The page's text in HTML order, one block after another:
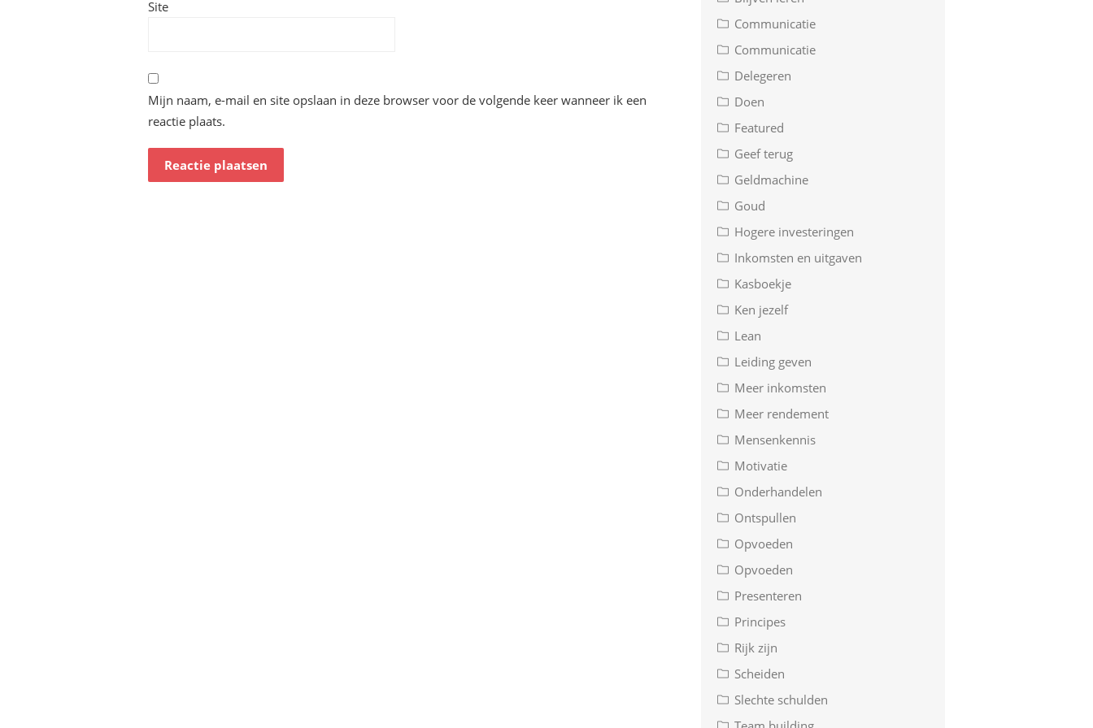
Site
Mijn naam, e-mail en site opslaan in deze browser voor de volgende keer wanneer ik een
reactie plaats.
Communicatie
Communicatie
Delegeren
Doen
Featured
Geef terug
Geldmachine
Goud
Hogere investeringen
Inkomsten en uitgaven
Kasboekje
Ken jezelf
Lean
Leiding geven
Meer inkomsten
Meer rendement
Mensenkennis
Motivatie
Onderhandelen
Ontspullen
Opvoeden
Opvoeden
Presenteren
Principes
Rijk zijn
Scheiden
Slechte schulden